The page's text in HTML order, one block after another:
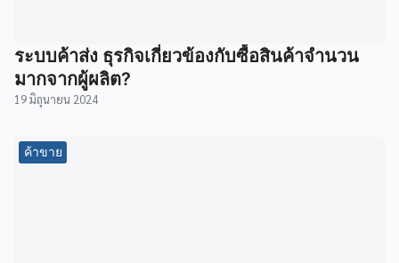
ระบบค้าส่ง ธุรกิจเกี่ยวข้องกับซื้อสินค้าจำนวน
มากจากผู้ผลิต?
19 มิถุนายน 2024
ค้าขาย